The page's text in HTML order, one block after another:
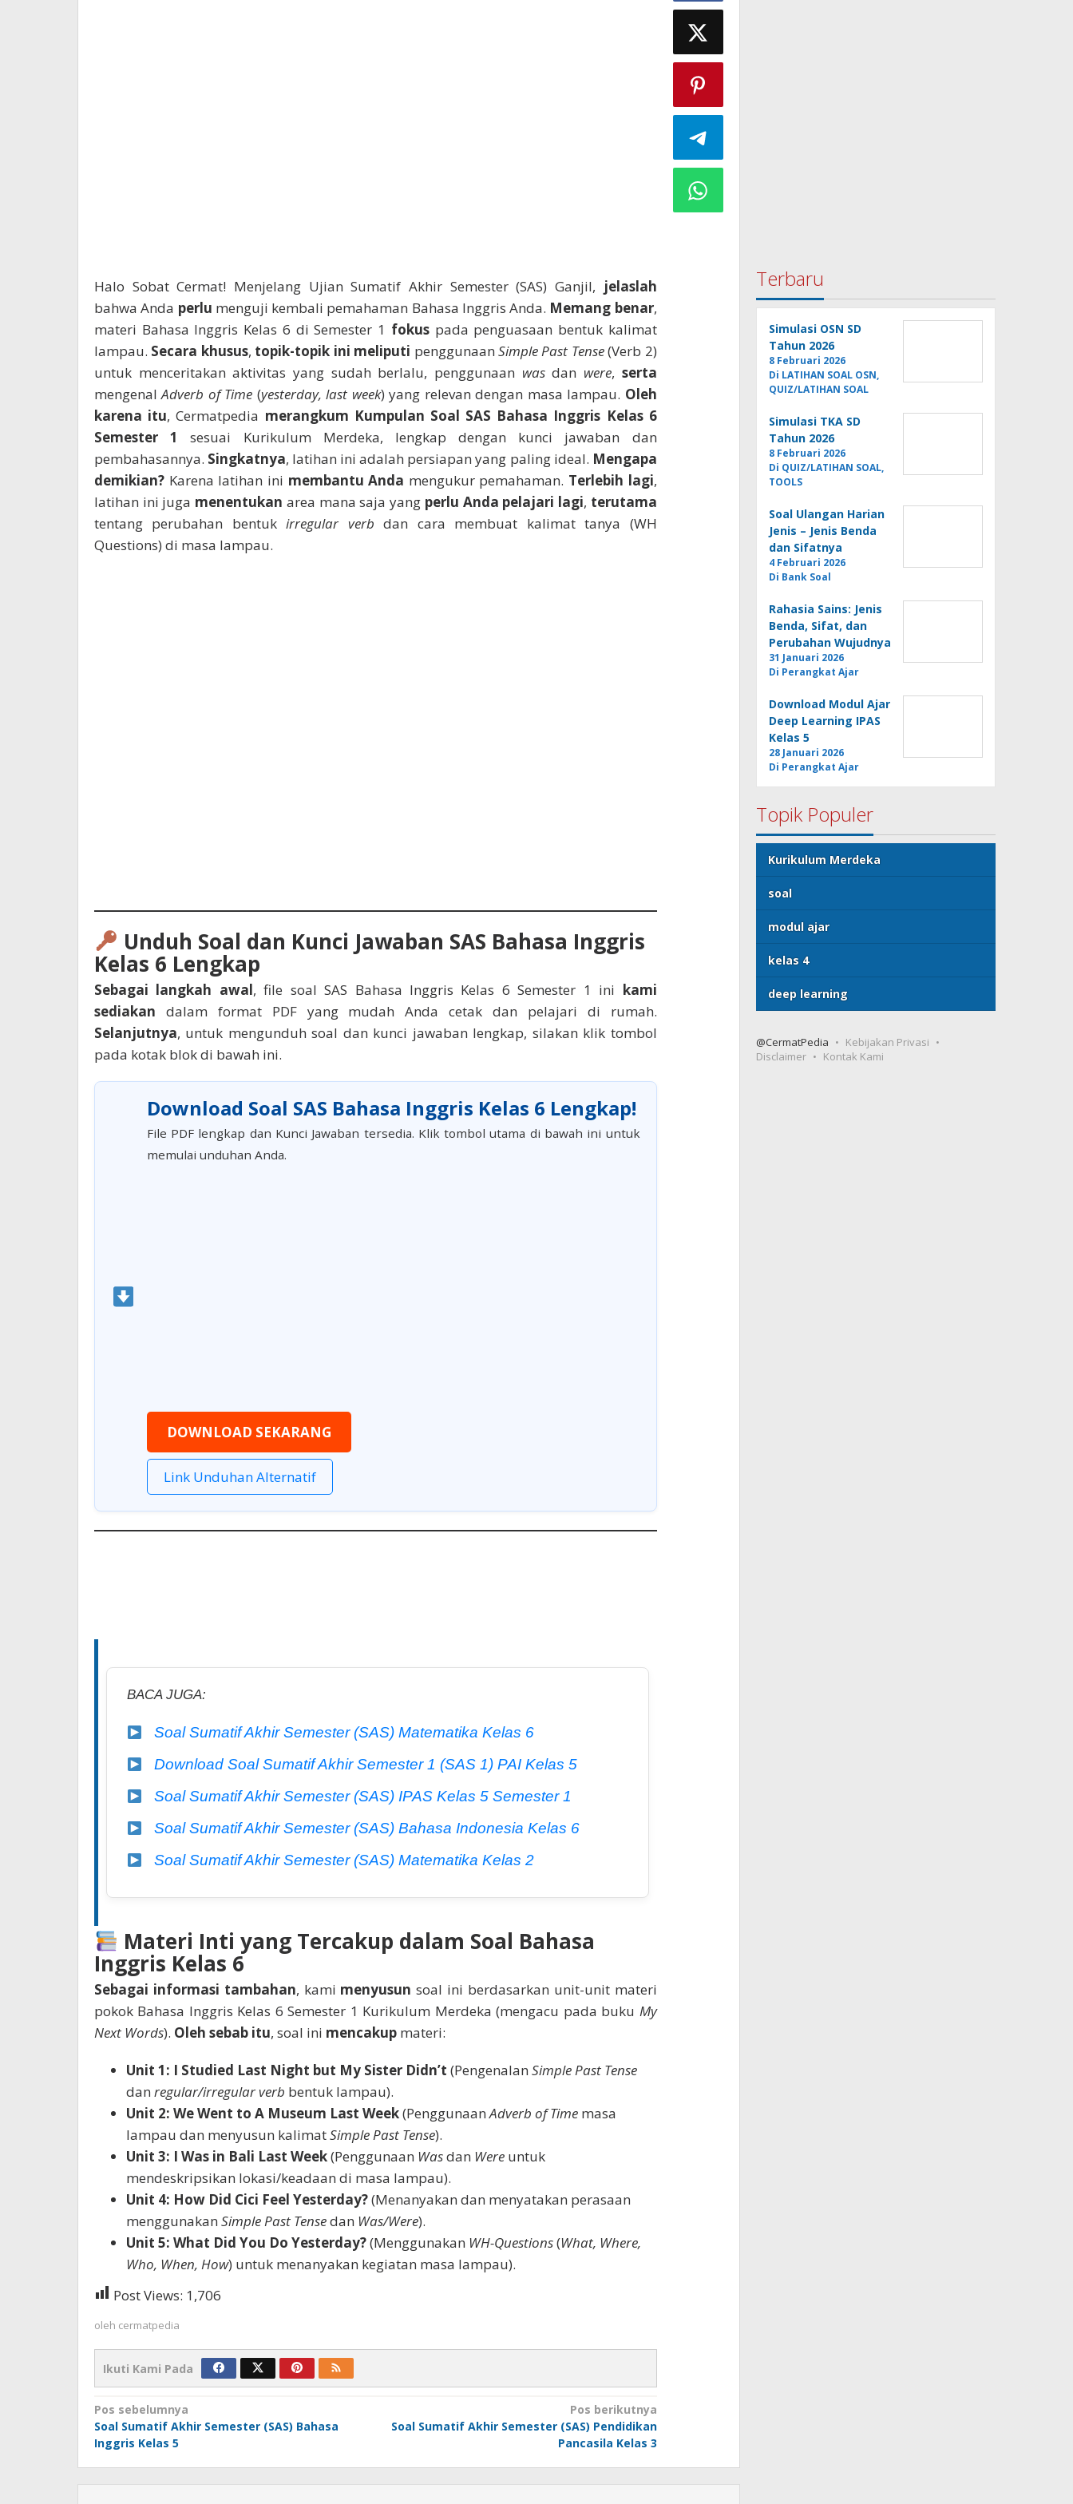
Halo Sobat Cermat! Menjelang Ujian Sumatif Akhir Semester (SAS) Ganjil, jelaslah
bahwa Anda perlu menguji kembali pemahaman Bahasa Inggris Anda. Memang benar,
materi Bahasa Inggris Kelas 6 di Semester 1 fokuspada penguasaan bentuk kalimat
lampau. Secara khusus, topik-topik ini meliputi penggunaanSimple Past Tense(Verb 2)
untuk menceritakan aktivitas yang sudah berlalu, penggunaan wasdan were, serta
mengenalAdverb of Time (yesterday, last week) yang relevan dengan masa lampau. Oleh
karena itu, Cermatpedia merangkum Kumpulan Soal SAS Bahasa Inggris Kelas 6
Semester 1
sesuai Kurikulum Merdeka, lengkap dengan kunci jawaban dan
pembahasannya. Singkatnya, latihan ini adalah persiapan yang paling ideal. Mengapa
demikian? Karena latihan ini membantu Anda mengukur pemahaman. Terlebih lagi,
latihan ini juga menentukan area mana saja yang perlu Anda pelajari lagi, terutama
tentang perubahan bentukirregular verb dan cara membuat kalimat tanya (WH
Questions) di masa lampau.
Unduh Soal dan Kunci Jawaban SAS Bahasa Inggris
Kelas 6 Lengkap
Sebagai langkah awal, file soal SAS Bahasa Inggris Kelas 6 Semester 1 ini kami
sediakan dalam format PDF yang mudah Anda cetak dan pelajari di rumah.
Selanjutnya, untuk mengunduh soal dan kunci jawaban lengkap, silakan klik tombol
pada kotak blok di bawah ini.
Download Soal SAS Bahasa Inggris Kelas 6 Lengkap!
File PDF lengkap dan Kunci Jawaban tersedia. Klik tombol utama di bawah ini untuk
memulai unduhan Anda.
DOWNLOAD SEKARANG
Link Unduhan Alternatif
BACA JUGA:
Soal Sumatif Akhir Semester (SAS) Matematika Kelas 6
Download Soal Sumatif Akhir Semester 1 (SAS 1) PAI Kelas 5
Soal Sumatif Akhir Semester (SAS) IPAS Kelas 5 Semester 1
Soal Sumatif Akhir Semester (SAS) Bahasa Indonesia Kelas 6
Soal Sumatif Akhir Semester (SAS) Matematika Kelas 2
Materi Inti yang Tercakup dalam Soal Bahasa
Inggris Kelas 6
Sebagai informasi tambahan, kami menyusun soal ini berdasarkan unit-unit materi
pokok Bahasa Inggris Kelas 6 Semester 1 Kurikulum Merdeka (mengacu pada buku My
Next Words). Oleh sebab itu, soal ini mencakup materi:
Unit 1: I Studied Last Night but My Sister Didn’t (Pengenalan Simple Past Tense
dan regular/irregular verb bentuk lampau).
Unit 2: We Went to A Museum Last Week(PenggunaanAdverb of Time masa
lampau dan menyusun kalimatSimple Past Tense).
Unit 3: I Was in Bali Last Week(Penggunaan Wasdan Were untuk
mendeskripsikan lokasi/keadaan di masa lampau).
Unit 4: How Did Cici Feel Yesterday?(Menanyakan dan menyatakan perasaan
menggunakan Simple Past Tensedan Was/Were).
Unit 5: What Did You Do Yesterday?(Menggunakan WH-Questions(What, Where,
Who, When, How) untuk menanyakan kegiatan masa lampau).
Post Views: 1,706
oleh cermatpedia
Ikuti Kami Pada
Navigasi
pos
Pos sebelumnya
Soal Sumatif Akhir Semester (SAS) Bahasa
Inggris Kelas 5
Pos berikutnya
Soal Sumatif Akhir Semester (SAS) Pendidikan
Pancasila Kelas 3
Terbaru
Simulasi OSN SD
Tahun 2026
8 Februari 2026
Di LATIHAN SOAL OSN,
QUIZ/LATIHAN SOAL
Simulasi TKA SD
Tahun 2026
8 Februari 2026
Di QUIZ/LATIHAN SOAL,
TOOLS
Soal Ulangan Harian
Jenis – Jenis Benda
dan Sifatnya
4 Februari 2026
Di Bank Soal
Rahasia Sains: Jenis
Benda, Sifat, dan
Perubahan Wujudnya
31 Januari 2026
Di Perangkat Ajar
Download Modul Ajar
Deep Learning IPAS
Kelas 5
28 Januari 2026
Di Perangkat Ajar
Topik Populer
Kurikulum Merdeka
soal
modul ajar
kelas 4
deep learning
@CermatPedia
Kebijakan Privasi
Disclaimer
Kontak Kami